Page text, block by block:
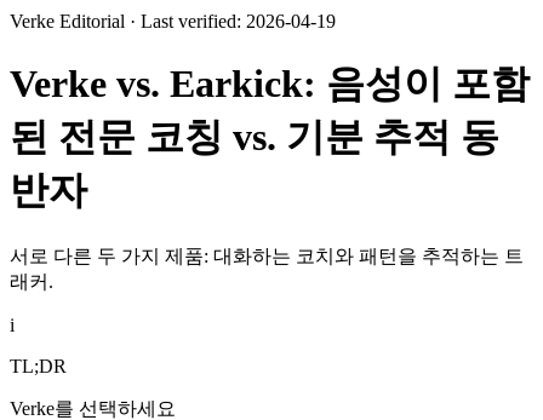
Verke Editorial · Last verified: 2026-04-19
Verke vs. Earkick: 음성이 포함
된 전문 코칭 vs. 기분 추적 동
반자
서로 다른 두 가지 제품: 대화하는 코치와 패턴을 추적하는 트
래커.
i
TL;DR
Verke를 선택하세요